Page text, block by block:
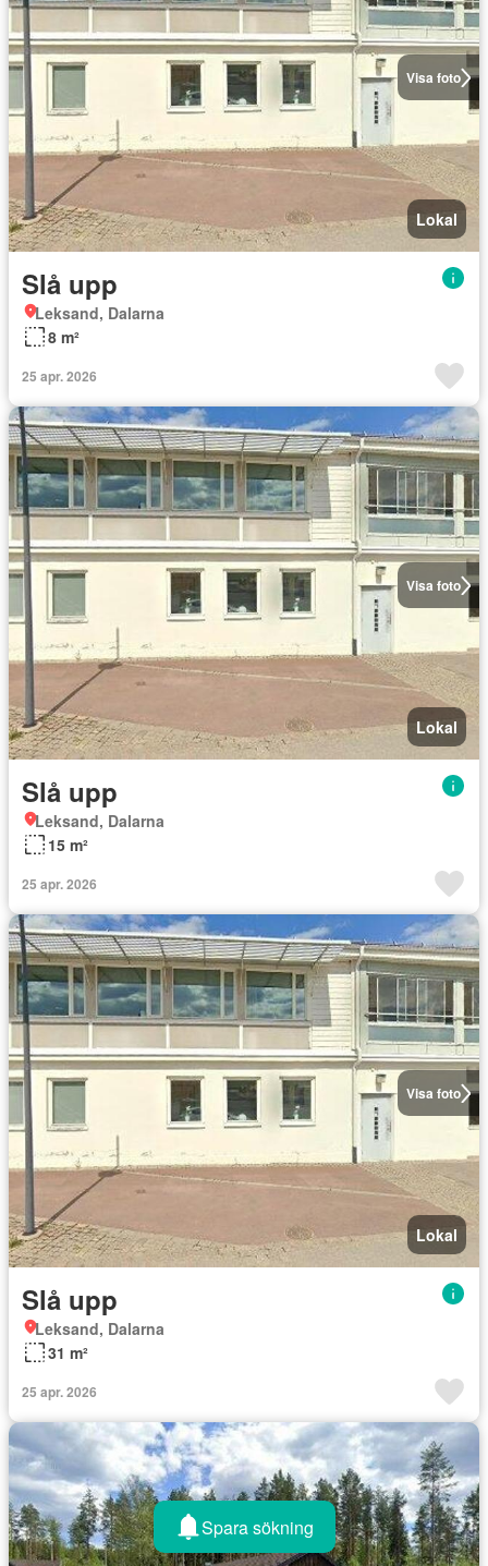
Visa foto
Lokal
Slå upp
Leksand, Dalarna
8 m²
25 apr. 2026
Visa foto
Lokal
Slå upp
Leksand, Dalarna
15 m²
25 apr. 2026
Visa foto
Lokal
Slå upp
Leksand, Dalarna
31 m²
25 apr. 2026
Spara sökning